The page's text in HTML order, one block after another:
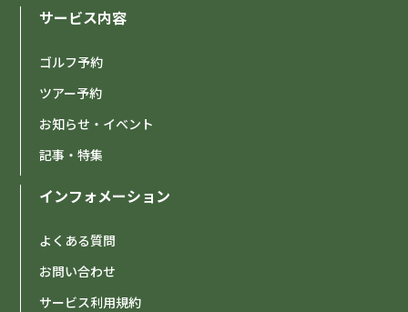
サービス内容
ゴルフ予約
ツアー予約
お知らせ・イベント
記事・特集
インフォメーション
よくある質問
お問い合わせ
サービス利用規約